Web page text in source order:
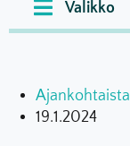
Ajankohtaista
19.1.2024